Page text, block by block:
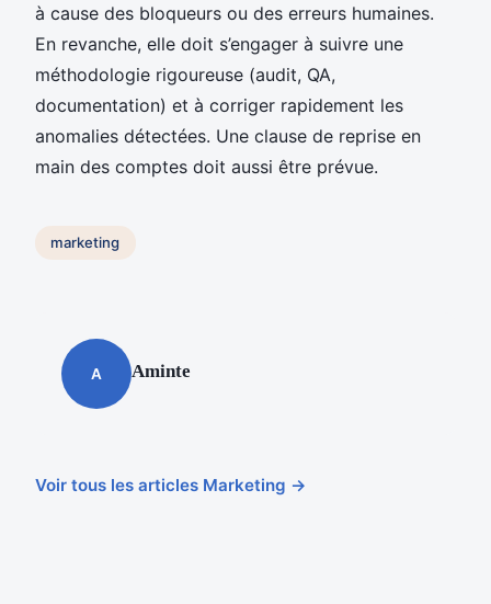
à cause des bloqueurs ou des erreurs humaines.
En revanche, elle doit s’engager à suivre une
méthodologie rigoureuse (audit, QA,
documentation) et à corriger rapidement les
anomalies détectées. Une clause de reprise en
main des comptes doit aussi être prévue.
marketing
A Aminte
Voir tous les articles Marketing →